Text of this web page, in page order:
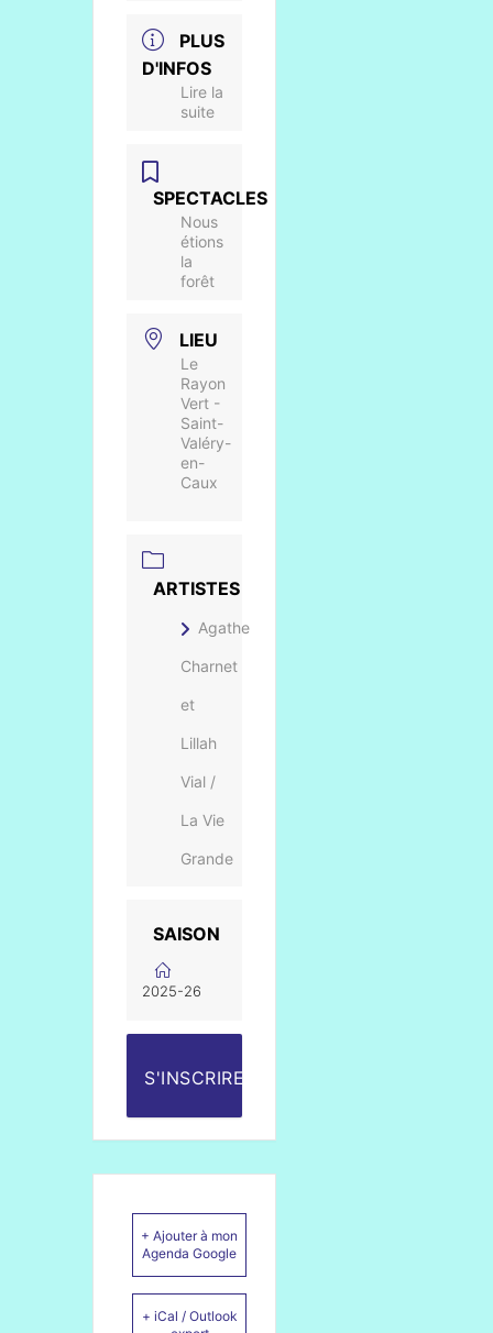
PLUS
D'INFOS
Lire la
suite
SPECTACLES
Nous
étions
la
forêt
LIEU
Le
Rayon
Vert -
Saint-
Valéry-
en-
Caux
ARTISTES
Agathe
Charnet
et
Lillah
Vial /
La Vie
Grande
SAISON
2025-26
S'INSCRIRE
+ Ajouter à mon
Agenda Google
+ iCal / Outlook